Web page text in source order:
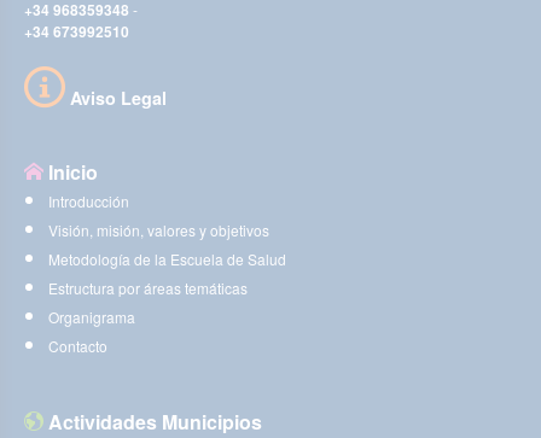
+34 968359348 -
+34 673992510
Aviso Legal
Inicio
Introducción
Visión, misión, valores y objetivos
Metodología de la Escuela de Salud
Estructura por áreas temáticas
Organigrama
Contacto
Actividades Municipios